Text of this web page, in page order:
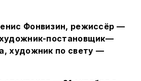
Фонвизин, режиссёр —
постановщик—
художник по свету —